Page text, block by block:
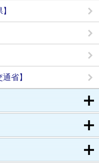
省】